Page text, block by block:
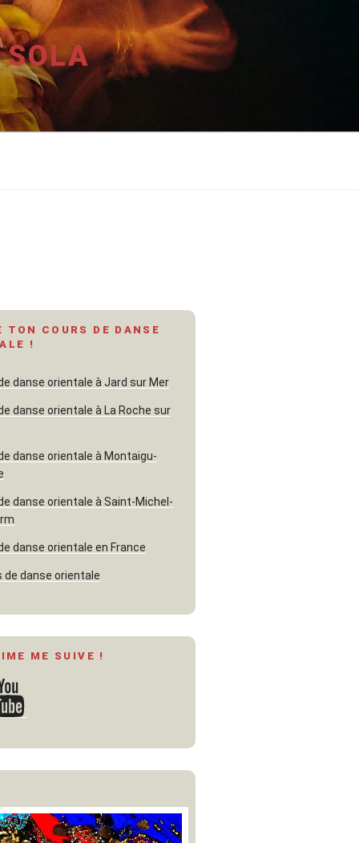
SOLA
TON COURS DE DANSE
!
danse orientale à Jard sur Mer
danse orientale à La Roche sur
danse orientale à Montaigu-
danse orientale à Saint-Michel-
danse orientale en France
de danse orientale
ME SUIVE !